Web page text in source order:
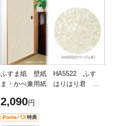
ふすま紙 壁紙 HA5522 ふす
ま・かべ兼用紙 はりはり君
2,090円
Pontaパス特典